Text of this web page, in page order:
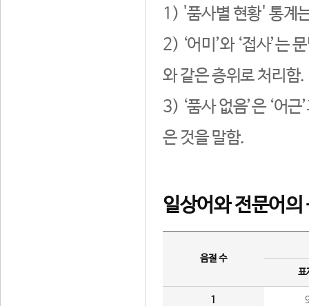
1) '품사별 현황' 통계
2) ‘어미’와 ‘접사’는
와 같은 층위로 처리함.
3) ‘품사 없음’은 ‘어
은 것을 말함.
일상어와 전문어의
음절 수
표
1